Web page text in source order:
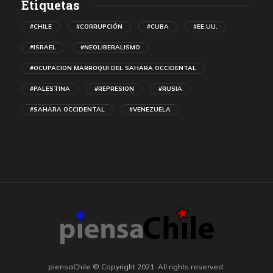
Etiquetas
#CHILE #CORRUPCIÓN #CUBA #EE.UU.
#ISRAEL #NEOLIBERALISMO
#OCUPACION MARROQUI DEL SAHARA OCCIDENTAL
#PALESTINA #REPRESION #RUSIA
#SAHARA OCCIDENTAL #VENEZUELA
piensaChile © Copyright 2021. All rights reserved.